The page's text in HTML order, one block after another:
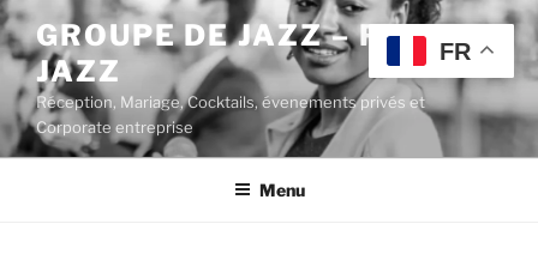
Aller
au
contenu
principal
GROUPE DE JAZZ – POP
JAZZ
Réception, Mariage, Cocktails, évenements privés et
Corporate entreprise
Menu
FR